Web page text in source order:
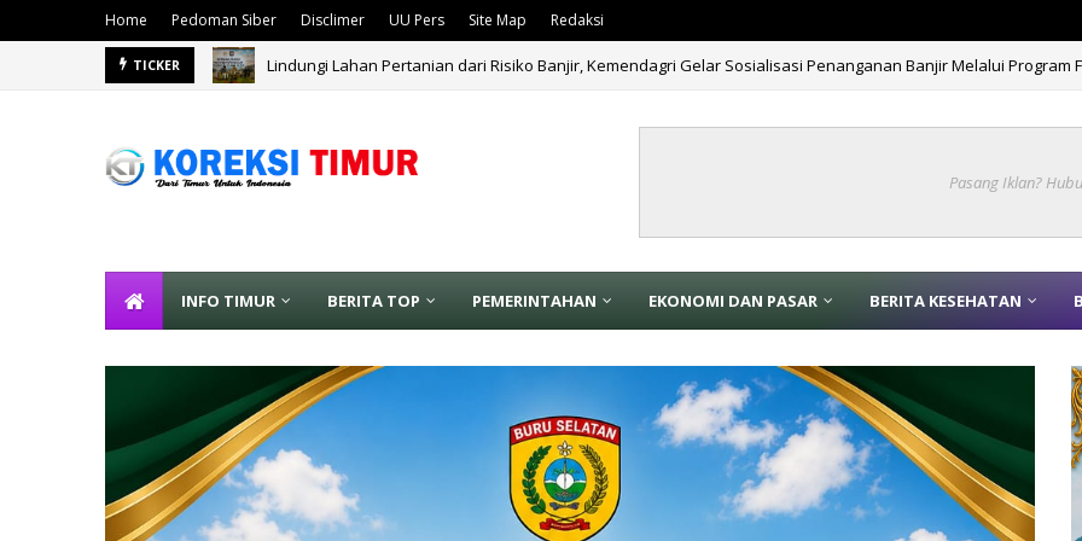
Home Pedoman Siber Disclimer UU Pers Site Map Redaksi
TICKER
Lindungi Lahan Pertanian dari Risiko Banjir, Kemendagri Gelar Sosialisasi Penanganan Banjir Melalui Program
Wamendagri Ribka Haluk Pastikan Pemerintah Turun Langsung Tindak Lanjuti Dugaan Keracunan Makanan di
Pasang Iklan?
INFO TIMUR BERITA TOP PEMERINTAHAN EKONOMI DAN PASAR BERITA KESEHATAN